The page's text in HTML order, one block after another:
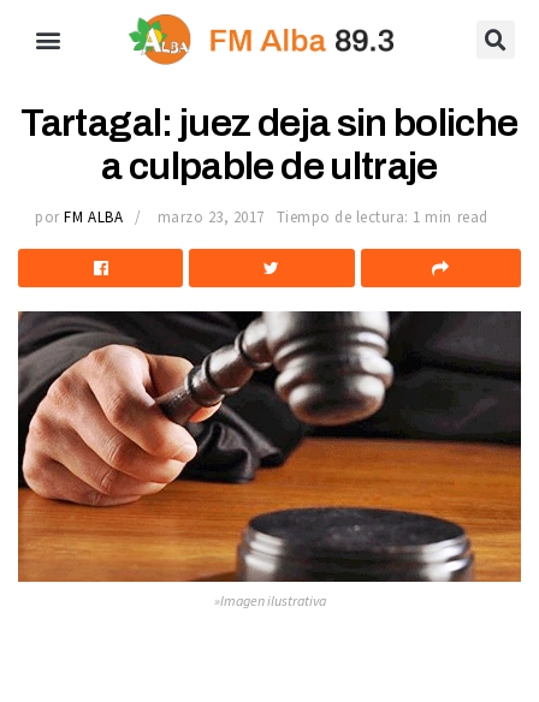
Tartagal: juez deja sin boliche
a culpable de ultraje
por FM ALBA marzo 23, 2017 Tiempo de lectura: 1 min read
»Imagen ilustrativa